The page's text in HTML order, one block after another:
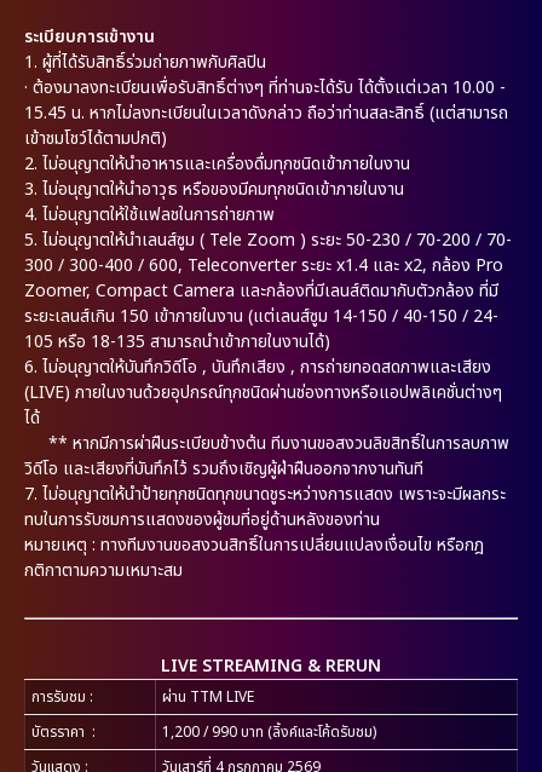
ระเบียบการเข้างาน
1. ผู้ที่ได้รับสิทธิ์ร่วมถ่ายภาพกับศิลปิน
· ต้องมาลงทะเบียนเพื่อรับสิทธิ์ต่างๆ ที่ท่านจะได้รับ ได้ตั้งแต่เวลา 10.00 -
15.45 น. หากไม่ลงทะเบียนในเวลาดังกล่าว ถือว่าท่านสละสิทธิ์ (แต่สามารถ
เข้าชมโชว์ได้ตามปกติ)
2. ไม่อนุญาตให้นำอาหารและเครื่องดื่มทุกชนิดเข้าภายในงาน
3. ไม่อนุญาตให้นำอาวุธ หรือของมีคมทุกชนิดเข้าภายในงาน
4. ไม่อนุญาตให้ใช้แฟลชในการถ่ายภาพ
5. ไม่อนุญาตให้นำเลนส์ซูม ( Tele Zoom ) ระยะ 50-230 / 70-200 / 70-
300 / 300-400 / 600, Teleconverter ระยะ x1.4 และ x2, กล้อง Pro
Zoomer, Compact Camera และกล้องที่มีเลนส์ติดมากับตัวกล้อง ที่มี
ระยะเลนส์เกิน 150 เข้าภายในงาน (แต่เลนส์ซูม 14-150 / 40-150 / 24-
105 หรือ 18-135 สามารถนำเข้าภายในงานได้)
6. ไม่อนุญาตให้บันทึกวิดีโอ , บันทึกเสียง , การถ่ายทอดสดภาพและเสียง
(LIVE) ภายในงานด้วยอุปกรณ์ทุกชนิดผ่านช่องทางหรือแอปพลิเคชั่นต่างๆ
ได้
** หากมีการผ่าฝืนระเบียบข้างต้น ทีมงานขอสงวนลิขสิทธิ์ในการลบภาพ
วิดีโอ และเสียงที่บันทึกไว้ รวมถึงเชิญผู้ฝ่าฝืนออกจากงานทันที
7. ไม่อนุญาตให้นำป้ายทุกชนิดทุกขนาดชูระหว่างการแสดง เพราะจะมีผลกระ
ทบในการรับชมการแสดงของผู้ชมที่อยู่ด้านหลังของท่าน
หมายเหตุ : ทางทีมงานขอสงวนสิทธิ์ในการเปลี่ยนแปลงเงื่อนไข หรือกฎ
กติกาตามความเหมาะสม
LIVE STREAMING & RERUN
การรับชม :
ผ่าน TTM LIVE
บัตรราคา :
1,200 / 990 บาท (ลิ้งค์และโค้ดรับชม)
วันแสดง : วันเสาร์ที่ 4 กรกฎาคม 2569